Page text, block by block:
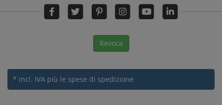
Revoca
* incl. IVA più le spese di spedizione